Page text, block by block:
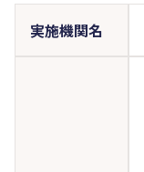
実施機関名